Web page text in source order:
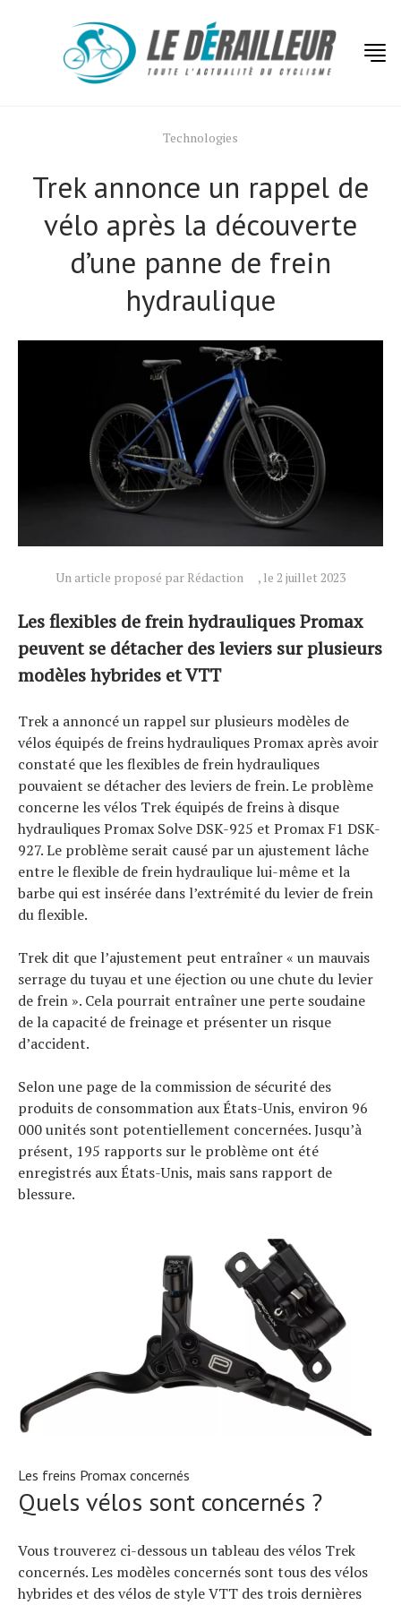
Technologies
Trek annonce un rappel de
vélo après la découverte
d’une panne de frein
hydraulique
Un article proposé par Rédaction , le 2 juillet 2023
Les flexibles de frein hydrauliques Promax
peuvent se détacher des leviers sur plusieurs
modèles hybrides et VTT
Trek a annoncé un rappel sur plusieurs modèles de
vélos équipés de freins hydrauliques Promax après avoir
constaté que les flexibles de frein hydrauliques
pouvaient se détacher des leviers de frein. Le problème
concerne les vélos Trek équipés de freins à disque
hydrauliques Promax Solve DSK-925 et Promax F1 DSK-
927. Le problème serait causé par un ajustement lâche
entre le flexible de frein hydraulique lui-même et la
barbe qui est insérée dans l’extrémité du levier de frein
du flexible.
Trek dit que l’ajustement peut entraîner « un mauvais
serrage du tuyau et une éjection ou une chute du levier
de frein ». Cela pourrait entraîner une perte soudaine
de la capacité de freinage et présenter un risque
d’accident.
Selon une page de la commission de sécurité des
produits de consommation aux États-Unis, environ 96
000 unités sont potentiellement concernées. Jusqu’à
présent, 195 rapports sur le problème ont été
enregistrés aux États-Unis, mais sans rapport de
blessure.
Les freins Promax concernés
Quels vélos sont concernés ?
Vous trouverez ci-dessous un tableau des vélos Trek
concernés. Les modèles concernés sont tous des vélos
hybrides et des vélos de style VTT des trois dernières
Technologies
Tests de produits
Conseils
Tendances
À propos